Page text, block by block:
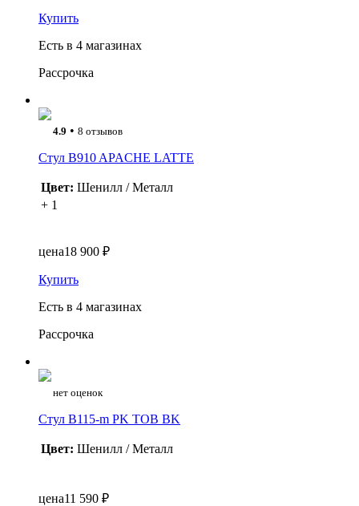
Купить
Есть в 4 магазинах
Рассрочка
4.9 • 8 отзывов
Стул B910 APACHE LATTE
Цвет: Шенилл / Металл
+ 1
цена18 900 ₽
Купить
Есть в 4 магазинах
Рассрочка
нет оценок
Стул B115-m PK TOB BK
Цвет: Шенилл / Металл
цена11 590 ₽